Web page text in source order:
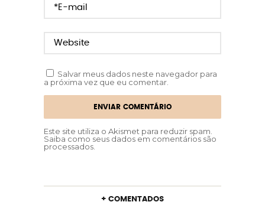
Salvar meus dados neste navegador para
a próxima vez que eu comentar.
Este site utiliza o Akismet para reduzir spam.
Saiba como seus dados em comentários são
processados
+ COMENTADOS